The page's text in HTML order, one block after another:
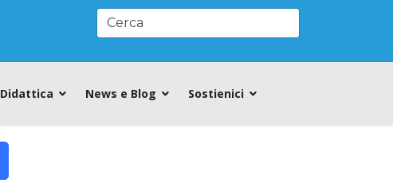
Didattica News e Blog Sostienici